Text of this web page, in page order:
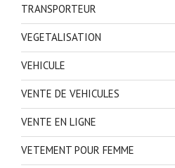
TRANSPORTEUR
VEGETALISATION
VEHICULE
VENTE DE VEHICULES
VENTE EN LIGNE
VETEMENT POUR FEMME